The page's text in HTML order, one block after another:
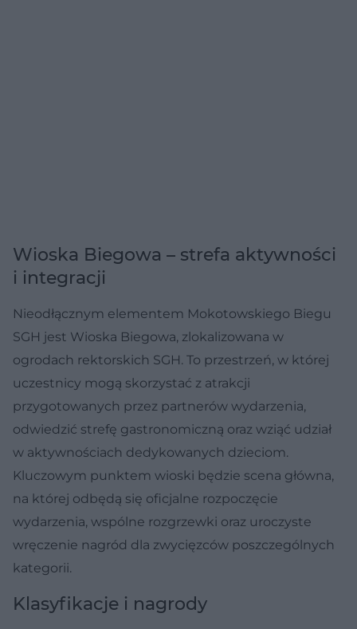
Wioska Biegowa – strefa aktywności
i integracji
Nieodłącznym elementem Mokotowskiego Biegu
SGH jest Wioska Biegowa, zlokalizowana w
ogrodach rektorskich SGH. To przestrzeń, w której
uczestnicy mogą skorzystać z atrakcji
przygotowanych przez partnerów wydarzenia,
odwiedzić strefę gastronomiczną oraz wziąć udział
w aktywnościach dedykowanych dzieciom.
Kluczowym punktem wioski będzie scena główna,
na której odbędą się oficjalne rozpoczęcie
wydarzenia, wspólne rozgrzewki oraz uroczyste
wręczenie nagród dla zwycięzców poszczególnych
kategorii.
Klasyfikacje i nagrody